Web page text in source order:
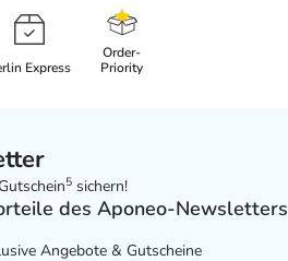
Express
Order-
Priority
5 sichern!
des Aponeo-Newsletters
Angebote & Gutscheine